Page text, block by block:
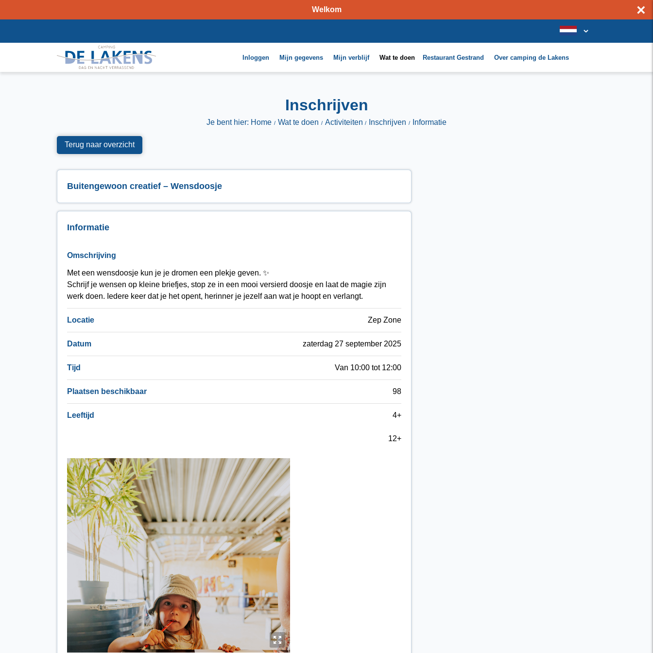
Welkom ×
Inloggen Mijn gegevens Mijn verblijf Wat te doen Restaurant Gestrand Over camping de Lakens
Inschrijven
Je bent hier: Home Wat te doen Activiteiten Inschrijven Informatie
Terug naar overzicht
Buitengewoon creatief – Wensdoosje
Informatie
Omschrijving
Met een wensdoosje kun je je dromen een plekje geven. ✨
Schrijf je wensen op kleine briefjes, stop ze in een mooi versierd doosje en laat de magie zijn
werk doen. Iedere keer dat je het opent, herinner je jezelf aan wat je hoopt en verlangt.
Locatie Zep Zone
Datum zaterdag 27 september 2025
Tijd Van 10:00 tot 12:00
Plaatsen beschikbaar 98
Leeftijd 4+
12+
y